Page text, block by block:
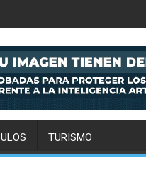
TURISMO